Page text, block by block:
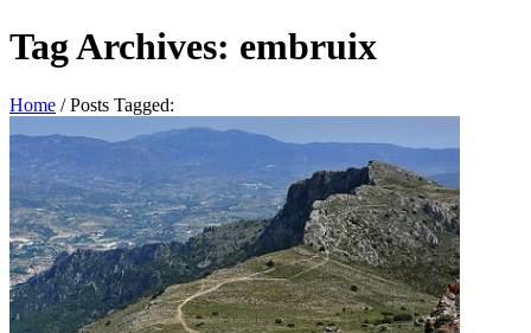
Tag Archives: embruix
Home /Posts Tagged: